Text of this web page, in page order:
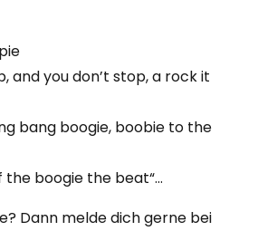
and you don’t stop, a rock it
bang boogie, boobie to the
boogie the beat“…
Dann melde dich gerne bei